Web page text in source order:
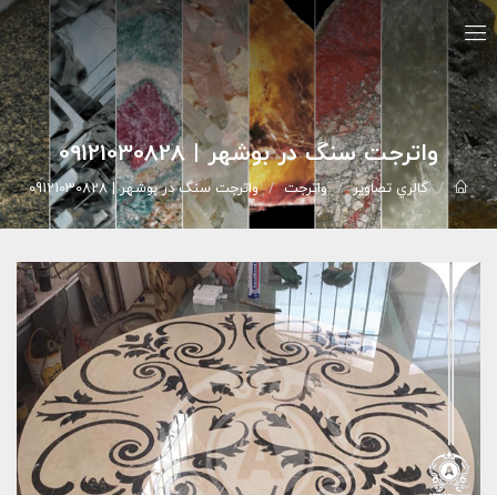
واترجت سنگ در بوشهر | 09121030828
گالري تصاوير واترجت واترجت سنگ در بوشهر | 09121030828